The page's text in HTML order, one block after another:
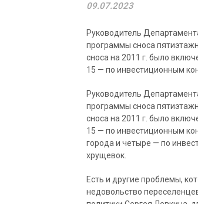
09.07.2023
Руководитель
программы сноса
сноса на 2011 г. было
15 — по инвестиционным
Руководитель
программы сноса
сноса на 2011 г. было
15 — по инвестиционным
города и четыре — по
хрущевок.
Есть и другие проблемы,
недовольство